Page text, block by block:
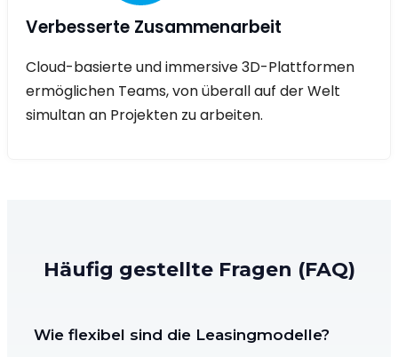
Verbesserte Zusammenarbeit
Cloud-basierte und immersive 3D-Plattformen
ermöglichen Teams, von überall auf der Welt
simultan an Projekten zu arbeiten.
Häufig gestellte Fragen (FAQ)
Wie flexibel sind die Leasingmodelle?